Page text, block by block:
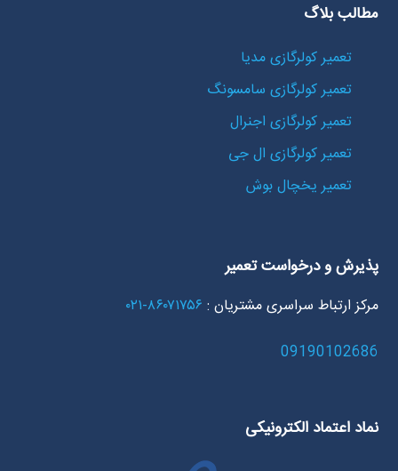
مطالب بلاگ
تعمیر کولرگازی مدیا
تعمیر کولرگازی سامسونگ
تعمیر کولرگازی اجنرال
تعمیر کولرگازی ال جی
تعمیر یخچال بوش
پذیرش و درخواست تعمیر
مرکز ارتباط سراسری مشتریان : ۸۶۰۷۱۷۵۶-۰۲۱
09190102686
نماد اعتماد الکترونیکی